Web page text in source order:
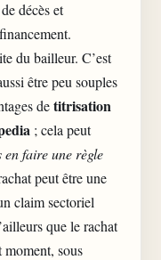
décès et
du bailleur. C’est
être peu souples
detitrisation
; cela peut
en faire une règle
peut être une
claim sectoriel
que le rachat
moment, sous